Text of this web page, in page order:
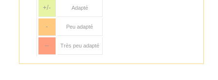
+/- Adapté
- Peu adapté
-- Très peu adapté